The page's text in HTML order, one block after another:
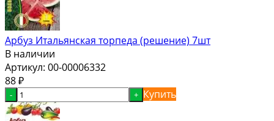
Арбуз Итальянская торпеда (решение) 7шт
В наличии
Артикул: 00-00006332
88 ₽
- + Купить